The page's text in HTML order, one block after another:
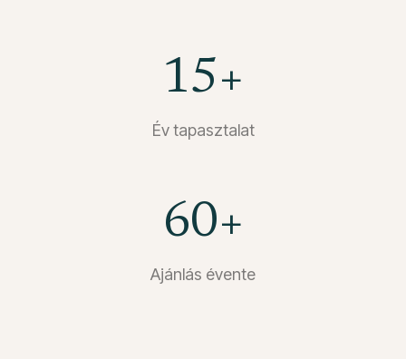
15+
Év tapasztalat
60+
Ajánlás évente